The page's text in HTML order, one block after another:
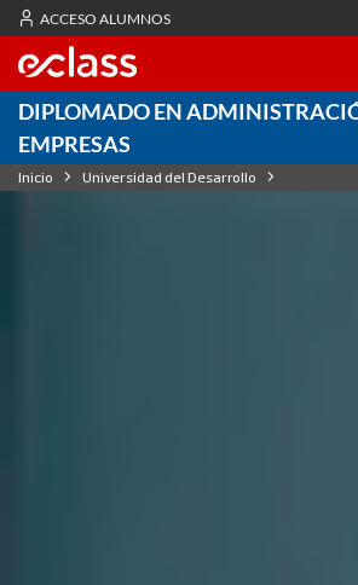
ACCESO ALUMNOS
DIPLOMADO EN
EMPRESAS
Inicio
Universidad del Desarrollo
Diplomado en Administración de Empresas